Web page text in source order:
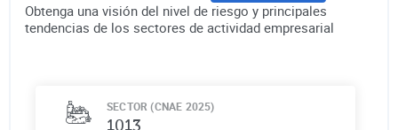
Obtenga una visión del nivel de riesgo y principales
tendencias de los sectores de actividad empresarial
SECTOR (CNAE 2025)
1013